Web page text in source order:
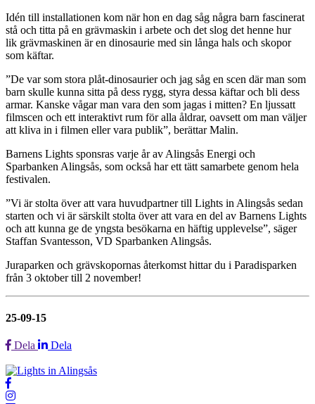
Idén till installationen kom när hon en dag såg några barn fascinerat
stå och titta på en grävmaskin i arbete och det slog det henne hur
lik grävmaskinen är en dinosaurie med sin långa hals och skopor
som käftar.
”De var som stora plåt-dinosaurier och jag såg en scen där man som
barn skulle kunna sitta på dess rygg, styra dessa käftar och bli dess
armar. Kanske vågar man vara den som jagas i mitten? En ljussatt
filmscen och ett interaktivt rum för alla åldrar, oavsett om man väljer
att kliva in i filmen eller vara publik”, berättar Malin.
Barnens Lights sponsras varje år av Alingsås Energi och
Sparbanken Alingsås, som också har ett tätt samarbete genom hela
festivalen.
”Vi är stolta över att vara huvudpartner till Lights in Alingsås sedan
starten och vi är särskilt stolta över att vara en del av Barnens Lights
och att kunna ge de yngsta besökarna en häftig upplevelse”, säger
Staffan Svantesson, VD Sparbanken Alingsås.
Juraparken och grävskopornas återkomst hittar du i Paradisparken
från 3 oktober till 2 november!
25-09-15
Dela Dela